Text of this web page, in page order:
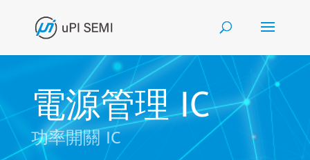
電源管理 IC
功率開關 IC